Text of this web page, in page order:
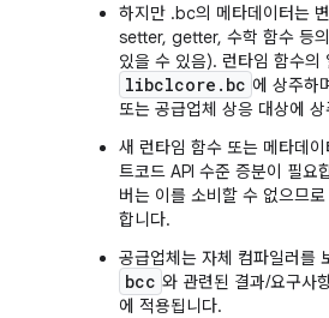
하지만 .bc의 메타데이터는
setter, getter, 수학 함수 등
있을 수 있음). 런타임 함수의
libclcore.bc 에 상주하
또는 공급업체 상응 대상에
새 런타임 함수 또는 메타데
트코드 API 수준 증분이 필요
버는 이를 소비할 수 없으므
합니다.
공급업체는 자체 컴파일러를
bcc 와 관련된 결과/요구사
에 적용됩니다.